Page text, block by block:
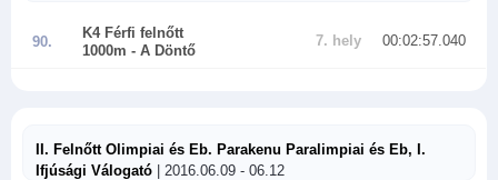
90.
K4 Férfi felnőtt
1000m - A Döntő
7. hely 00:02:57.040
II. Felnőtt Olimpiai és Eb. Parakenu Paralimpiai és Eb, I.
Ifjúsági Válogató | 2016.06.09 - 06.12